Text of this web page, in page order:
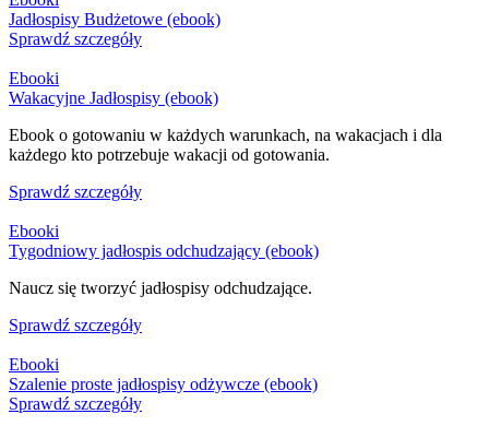
Jadłospisy Budżetowe (ebook)
Sprawdź szczegóły
Ebooki
Wakacyjne Jadłospisy (ebook)
Ebook o gotowaniu w każdych warunkach, na wakacjach i dla
każdego kto potrzebuje wakacji od gotowania.
Sprawdź szczegóły
Ebooki
Tygodniowy jadłospis odchudzający (ebook)
Naucz się tworzyć jadłospisy odchudzające.
Sprawdź szczegóły
Ebooki
Szalenie proste jadłospisy odżywcze (ebook)
Sprawdź szczegóły